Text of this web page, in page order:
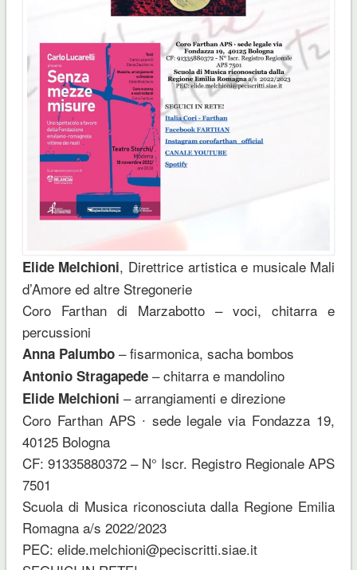
Elide Melchioni, Direttrice artistica e musicale Mali
d’Amore ed altre Stregonerie
Coro Farthan di Marzabotto – voci, chitarra e
percussioni
Anna Palumbo – fisarmonica, sacha bombos
Antonio Stragapede– chitarra e mandolino
Elide Melchioni – arrangiamenti e direzione
Coro Farthan APS ∙ sede legale via Fondazza 19,
40125 Bologna
CF: 91335880372 – N° Iscr. Registro Regionale APS
7501
Scuola di Musica riconosciuta dalla Regione Emilia
Romagna a/s 2022/2023
PEC: elide.melchioni@peciscritti.siae.it